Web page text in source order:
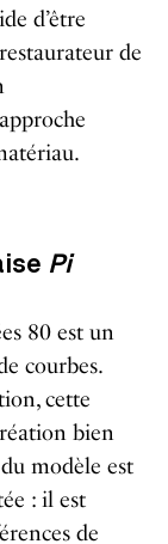
d’être
de
Pi
80 est un
courbes.
cette
bien
modèle est
: il est
de